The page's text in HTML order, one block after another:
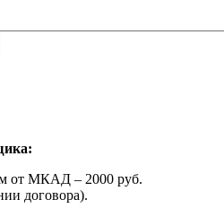
от МКАД – 2000 руб.
договора).